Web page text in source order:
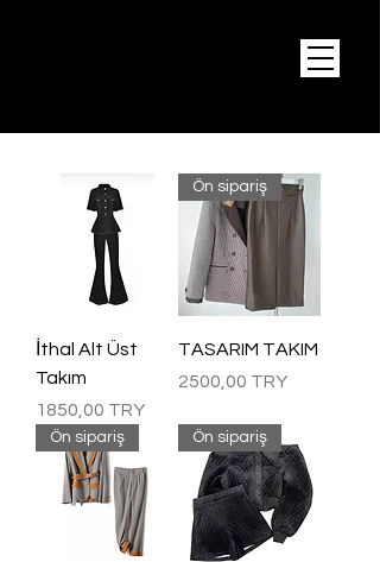
İthal Alt Üst
Takım
Precio
1850,00 TRY
Ön sipariş
TASARIM TAKIM
Precio
2500,00 TRY
Ön sipariş Ön sipariş